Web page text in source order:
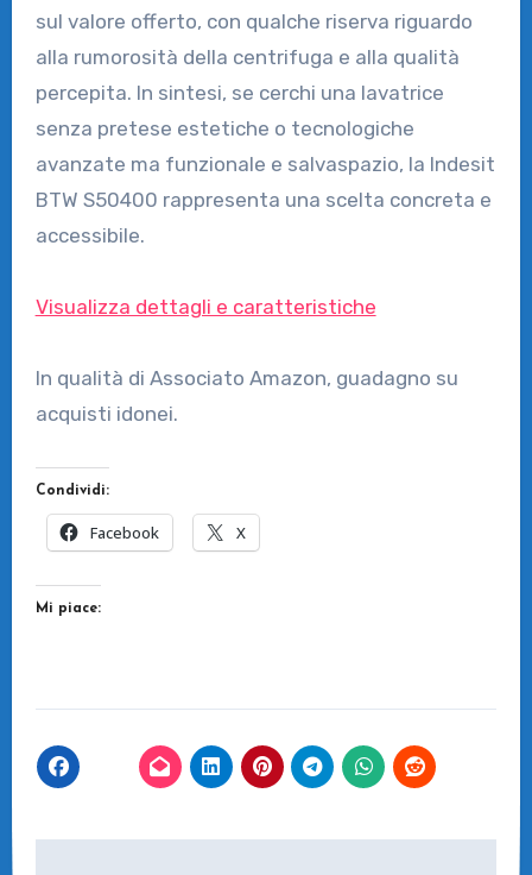
sul valore offerto, con qualche riserva riguardo
alla rumorosità della centrifuga e alla qualità
percepita. In sintesi, se cerchi una lavatrice
senza pretese estetiche o tecnologiche
avanzate ma funzionale e salvaspazio, la Indesit
BTW S50400 rappresenta una scelta concreta e
accessibile.
Visualizza dettagli e caratteristiche
In qualità di Associato Amazon, guadagno su
acquisti idonei.
Condividi:
Facebook X
Mi piace: